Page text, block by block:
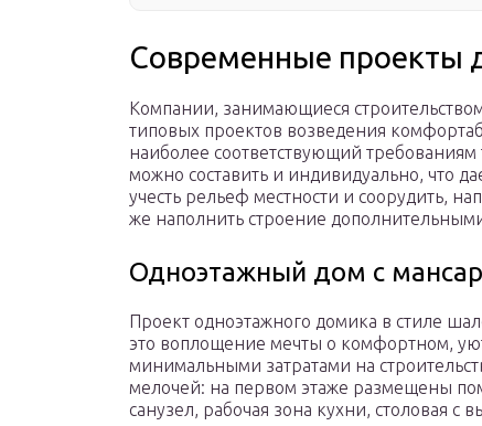
Современные проекты
Компании, занимающиеся
типовых проектов возведения
наиболее соответствующий
можно составить и индивидуально, что
учесть рельеф местности и соорудить,
же наполнить строение
Одноэтажный дом с
Проект одноэтажного домика в стиле
это воплощение мечты о комфортном,
минимальными затратами на
мелочей: на первом этаже размещены
санузел, рабочая зона кухни, столовая с